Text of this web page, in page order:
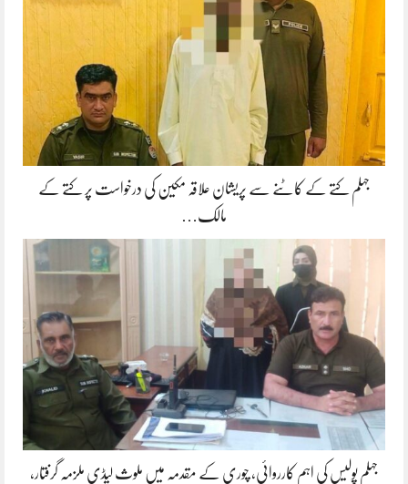
جہلم کتے کے کاٹنے سے پریشان علاقہ مکین کی درخواست پر کتے کے
مالک…
جہلم پولیس کی اہم کارروائی، چوری کے مقدمہ میں ملوث لیڈی ملزمہ گرفتار،